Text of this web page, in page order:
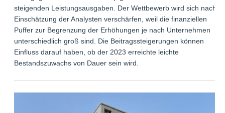
steigenden Leistungsausgaben. Der Wettbewerb wird sich nach
Einschätzung der Analysten verschärfen, weil die finanziellen
Puffer zur Begrenzung der Erhöhungen je nach Unternehmen
unterschiedlich groß sind. Die Beitragssteigerungen können
Einfluss darauf haben, ob der 2023 erreichte leichte
Bestandszuwachs von Dauer sein wird.